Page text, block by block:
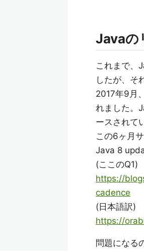
Javaの
これまで、
したが、そ
2017年9月
れました。
ースされて
この6ヶ月
Java 8
(ここのQ1)
https://
cadence
(日本語訳)
https://
問題になる